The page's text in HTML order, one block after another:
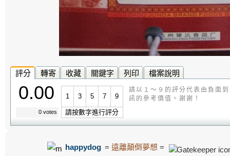
評分 轉寄 收藏 關鍵字 列印 檔案說明
0.00
0 votes
1 3 5 7 9
請按數字進行評分
請以１～９的評分代表由負面
訊的參考價值。謝謝！
happydog =遠離顛倒夢想 =